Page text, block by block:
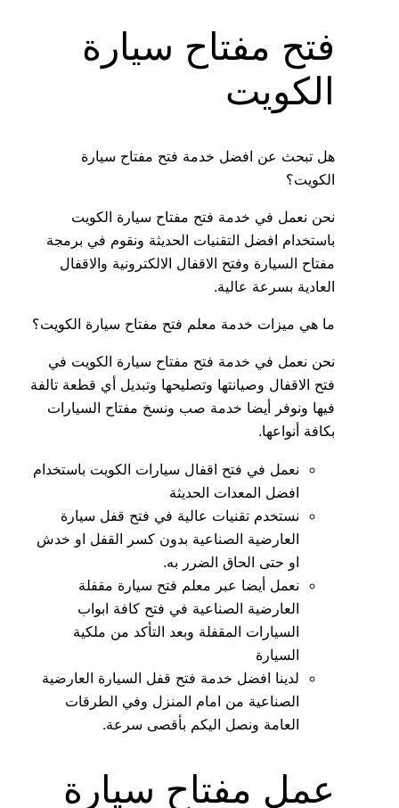
فتح مفتاح سيارة
الكويت
هل تبحث عن افضل خدمة فتح مفتاح سيارة
الكويت؟
نحن نعمل في خدمة فتح مفتاح سيارة الكويت
باستخدام افضل التقنيات الحديثة ونقوم في برمجة
مفتاح السيارة وفتح الاقفال الالكترونية والاقفال
العادية بسرعة عالية.
ما هي ميزات خدمة معلم فتح مفتاح سيارة الكويت؟
نحن نعمل في خدمة فتح مفتاح سيارة الكويت في
فتح الاقفال وصيانتها وتصليحها وتبديل أي قطعة تالفة
فيها ونوفر أيضا خدمة صب ونسخ مفتاح السيارات
بكافة أنواعها.
نعمل في فتح اقفال سيارات الكويت باستخدام
افضل المعدات الحديثة
نستخدم تقنيات عالية في فتح قفل سيارة
العارضية الصناعية بدون كسر القفل او خدش
او حتى الحاق الضرر به.
نعمل أيضا عبر معلم فتح سيارة مقفلة
العارضية الصناعية في فتح كافة ابواب
السيارات المقفلة وبعد التأكد من ملكية
السيارة
لدينا افضل خدمة فتح قفل السيارة العارضية
الصناعية من امام المنزل وفي الطرقات
العامة ونصل اليكم بأقصى سرعة.
عمل مفتاح سيارة